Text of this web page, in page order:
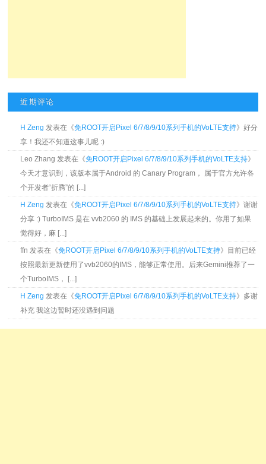
近期评论
H Zeng 发表在《免ROOT开启Pixel 6/7/8/9/10系列手机的VoLTE支持》好分
享！我还不知道这事儿呢 :)
Leo Zhang 发表在《免ROOT开启Pixel 6/7/8/9/10系列手机的VoLTE支持》
今天才意识到，该版本属于Android 的 Canary Program， 属于官方允许各
个开发者“折腾”的 [...]
H Zeng 发表在《免ROOT开启Pixel 6/7/8/9/10系列手机的VoLTE支持》谢谢
分享 :) TurboIMS 是在 vvb2060 的 IMS 的基础上发展起来的。你用了如果
觉得好，麻 [...]
ffn 发表在《免ROOT开启Pixel 6/7/8/9/10系列手机的VoLTE支持》目前已经
按照最新更新使用了vvb2060的IMS，能够正常使用。后来Gemini推荐了一
个TurboIMS， [...]
H Zeng 发表在《免ROOT开启Pixel 6/7/8/9/10系列手机的VoLTE支持》多谢
补充 我这边暂时还没遇到问题